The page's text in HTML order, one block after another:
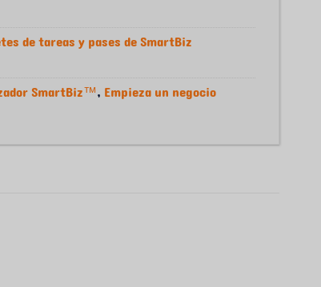
de tareas y pases de SmartBiz
SmartBiz™, Empieza un negocio